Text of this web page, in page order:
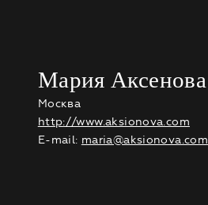
Мария Аксенова
Москва
http://www.aksionova.com
E-mail: maria@aksionova.com